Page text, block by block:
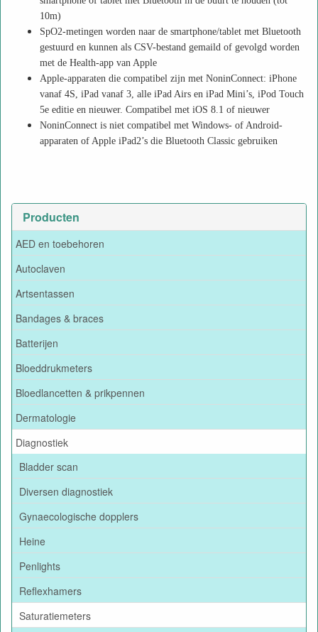
Producten
AED en toebehoren
Autoclaven
Artsentassen
Bandages & braces
Batterijen
Bloeddrukmeters
Bloedlancetten & prikpennen
Dermatologie
Diagnostiek
Bladder scan
Diversen diagnostiek
Gynaecologische dopplers
Heine
Penlights
Reflexhamers
Saturatiemeters
10m)
SpO2-metingen worden naar de smartphone/tablet met Bluetooth
gestuurd en kunnen als CSV-bestand gemaild of gevolgd worden
met de Health-app van Apple
Apple-apparaten die compatibel zijn met NoninConnect: iPhone
vanaf 4S, iPad vanaf 3, alle iPad Airs en iPad Mini’s, iPod Touch
5e editie en nieuwer. Compatibel met iOS 8.1 of nieuwer
NoninConnect is niet compatibel met Windows- of Android-
apparaten of Apple iPad2’s die Bluetooth Classic gebruiken